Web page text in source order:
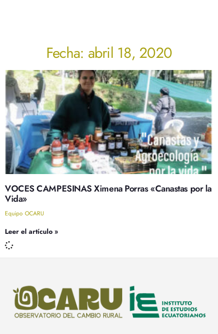
Fecha: abril 18, 2020
VOCES CAMPESINAS Ximena Porras «Canastas por la
Vida»
Equipo OCARU
Leer el artículo »